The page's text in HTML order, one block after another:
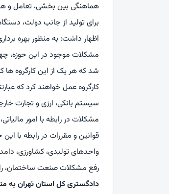
هماهنگی بین بخشی، تعامل و
برای تولید از جانب دولت،
اظهار داشت: به منظور بهره
مشکلات موجود در این حوزه،
شد که هر یک از این کارگروه
کارگروه عمل خواهند کرد که
سیستم بانکی، ارزی و تجارت
مشکلات در رابطه با امور
قوانین و مقررات در رابطه با
واحدهای تولیدی، کشاورزی،
رفع مشکلات صنعت ساختمان،
دادگستری کل استان تهران به